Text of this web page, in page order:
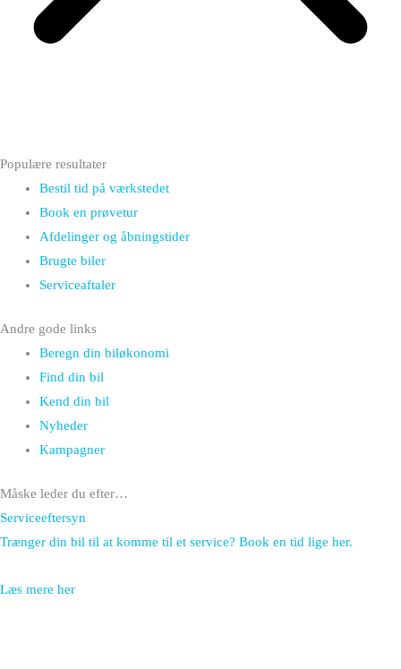
Populære resultater
Bestil tid på værkstedet
Book en prøvetur
Afdelinger og åbningstider
Brugte biler
Serviceaftaler
Andre gode links
Beregn din biløkonomi
Find din bil
Kend din bil
Nyheder
Kampagner
Måske leder du efter…
Serviceeftersyn
Trænger din bil til at komme til et service? Book en tid lige her.
Læs mere her